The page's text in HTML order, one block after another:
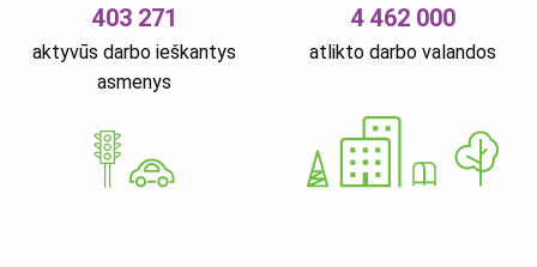
403 271
aktyvūs darbo ieškantys
asmenys
4 462 000
atlikto darbo valandos